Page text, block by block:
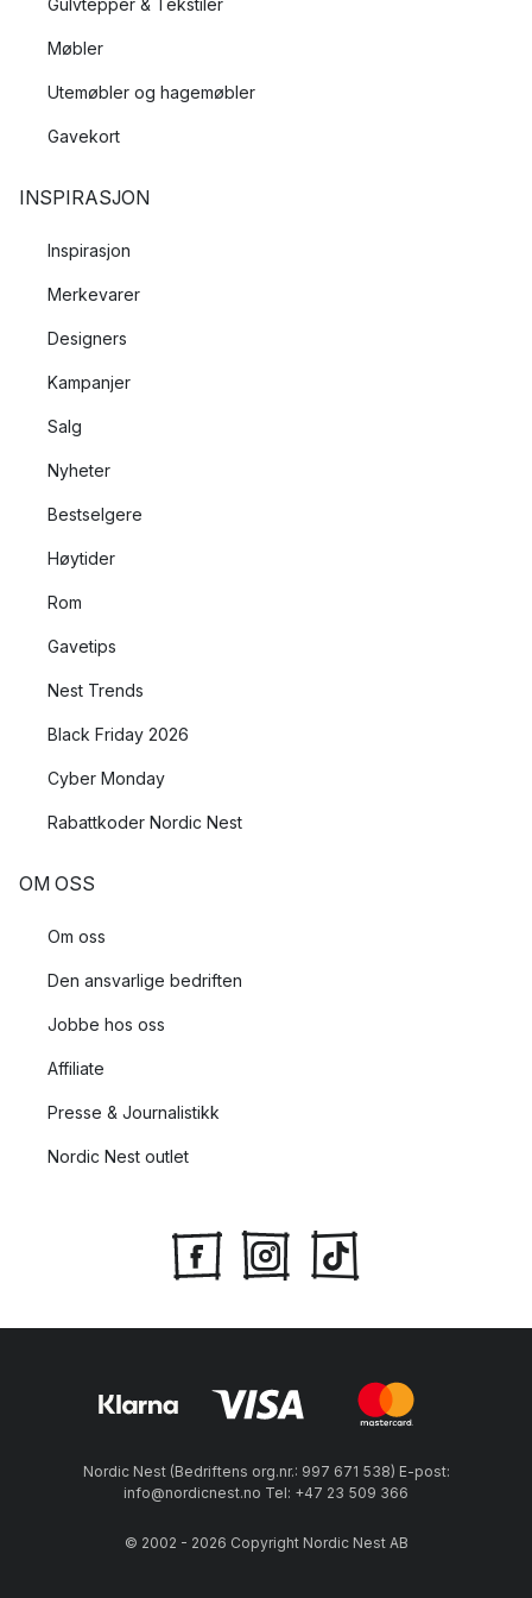
Gulvtepper & Tekstiler
Møbler
Utemøbler og hagemøbler
Gavekort
INSPIRASJON
Inspirasjon
Merkevarer
Designers
Kampanjer
Salg
Nyheter
Bestselgere
Høytider
Rom
Gavetips
Nest Trends
Black Friday 2026
Cyber Monday
Rabattkoder Nordic Nest
OM OSS
Om oss
Den ansvarlige bedriften
Jobbe hos oss
Affiliate
Presse & Journalistikk
Nordic Nest outlet
Nordic Nest (Bedriftens org.nr.: 997 671 538) E-post:
info@nordicnest.no Tel: +47 23 509 366
© 2002 - 2026 Copyright Nordic Nest AB